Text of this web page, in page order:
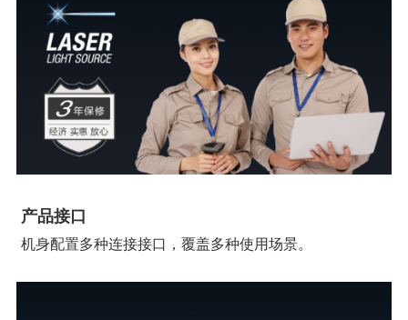
产品接口
机身配置多种连接接口，覆盖多种使用场景。